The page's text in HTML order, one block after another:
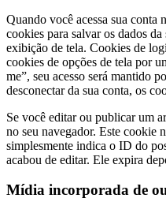
Quando você acessa sua conta
cookies para salvar os dados da
exibição de tela. Cookies de
cookies de opções de tela por
me”, seu acesso será mantido
desconectar da sua conta, os
Se você editar ou publicar um
no seu navegador. Este cookie
simplesmente indica o ID do
acabou de editar. Ele expira
Mídia incorporada de